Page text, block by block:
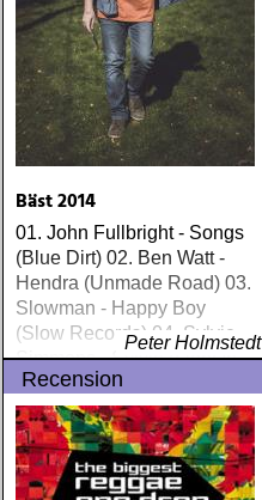
Bäst 2014
01. John Fullbright - Songs
(Blue Dirt) 02. Ben Watt -
Hendra (Unmade Road) 03.
Slowman - Happy Boy
(Slow Records) 04. Sylvie
Simmons - Sylvie (Light In
The Attic) 05. Ethan Johns -
The Reckoning (Three
Crows) 06. Ray
Lamontagne - Supernova
(Stone Dwarf) 07
Peter Holmstedt
Recension